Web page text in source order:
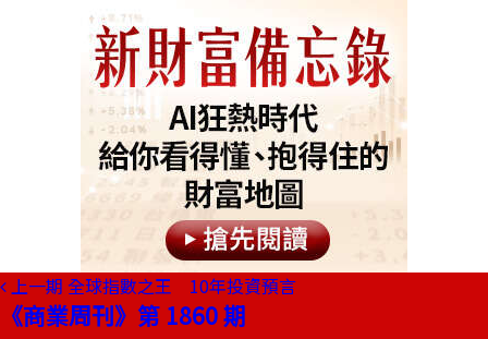
上一期 全球指數之王 10年投資預言
《商業周刊》第 1860 期